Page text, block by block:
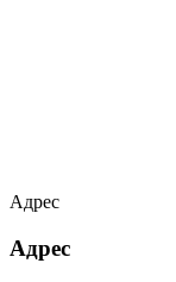
Адрес
Адрес